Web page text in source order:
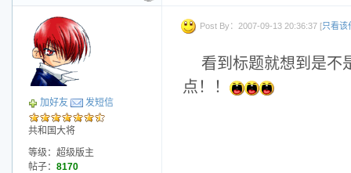
加好友 发短信
共和国大将
等级：超级版主
帖子： 8170
Post By：2007-09-13 20:36:37 [只看该
看到标题就想到是不
点！！